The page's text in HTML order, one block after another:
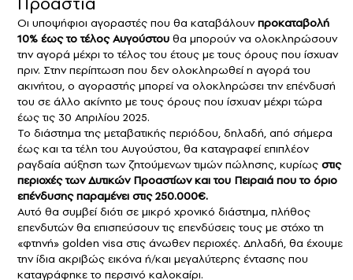
Οι υποψήφιοι αγοραστές που θα καταβάλουνπροκαταβολή
10% έως το τέλος Αυγούστου θα μπορούν να ολοκληρώσουν
την αγορά μέχρι το τέλος του έτους με τους όρους που ίσχυαν
πριν. Στην περίπτωση που δεν ολοκληρωθεί η αγορά του
ακινήτου, ο αγοραστής μπορεί να ολοκληρώσει την επένδυσή
του σε άλλο ακίνητο με τους όρους που ίσχυαν μέχρι τώρα
έως τις 30 Απριλίου 2025.
Το διάστημα της μεταβατικής περιόδου, δηλαδή, από σήμερα
έως και τα τέλη του Αυγούστου, θα καταγραφεί επιπλέον
ραγδαία αύξηση των ζητούμενων τιμών πώλησης, κυρίως στις
περιοχές των Δυτικών Προαστίων και του Πειραιά που το όριο
επένδυσης παραμένει στις 250.000€.
Αυτό θα συμβεί διότι σε μικρό χρονικό διάστημα, πλήθος
επενδυτών θα επισπεύσουν τις επενδύσεις τους με στόχο τη
«φτηνή» golden visa στις άνωθεν περιοχές. Δηλαδή, θα έχουμε
την ίδια ακριβώς εικόνα ή/και μεγαλύτερης έντασης που
καταγράφηκε το περσινό καλοκαίρι.